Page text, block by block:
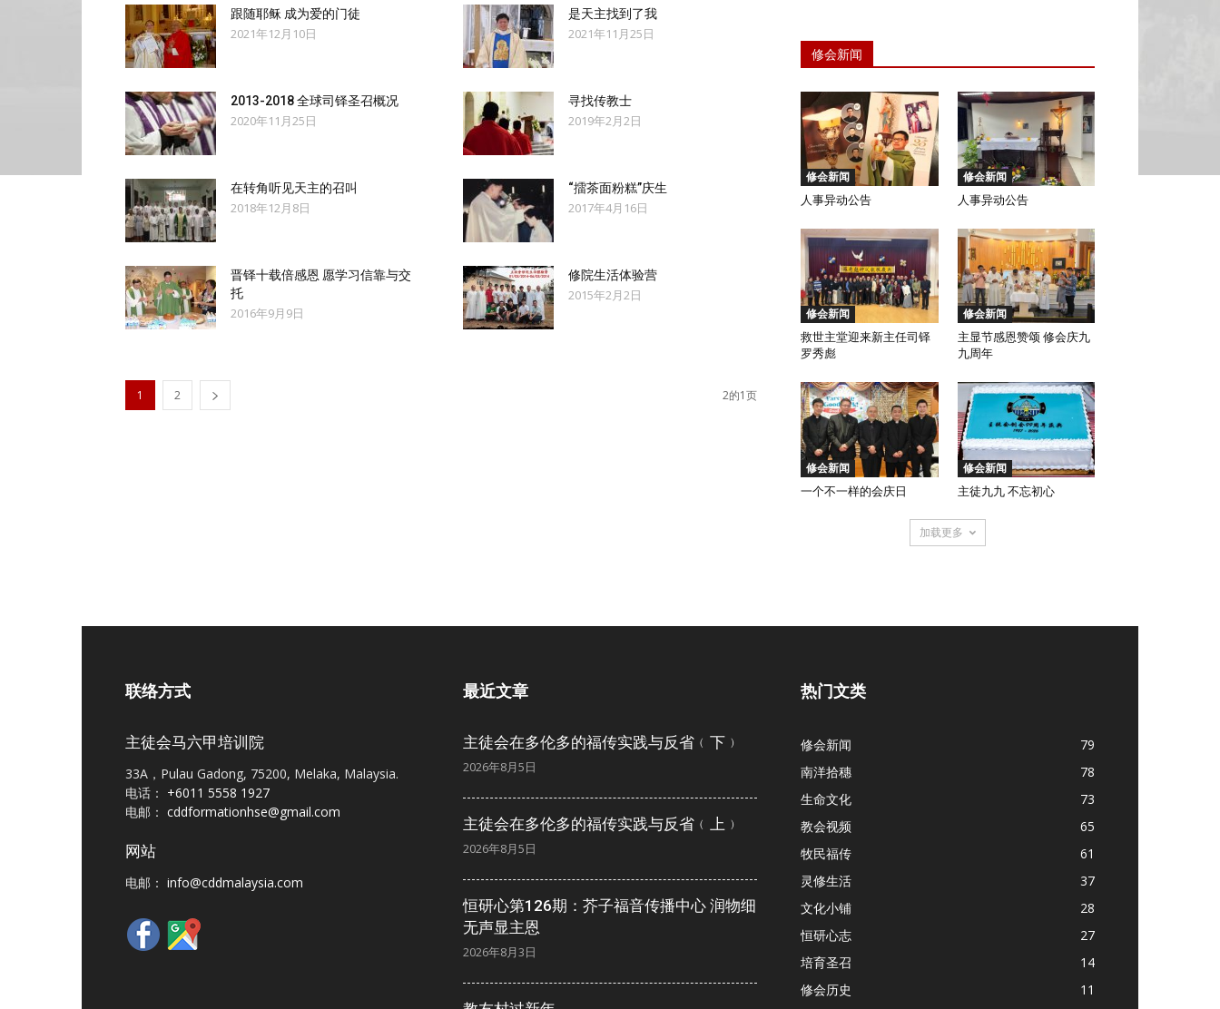
会
跟随耶稣 成为爱的门徒
2021年12月10日
是天主找到了我
2021年11月25日
2013-2018 全球司铎圣召概况
2020年11月25日
寻找传教士
2019年2月2日
在转角听见天主的召叫
2018年12月8日
“擂茶面粉糕”庆生
2017年4月16日
晋铎十载倍感恩 愿学习信靠与交
托
2016年9月9日
修院生活体验营
2015年2月2日
1 2 2的1页
修会新闻
修会新闻
人事异动公告
修会新闻
人事异动公告
修会新闻
救世主堂迎来新主任司铎
罗秀彪
修会新闻
主显节感恩赞颂 修会庆九
九周年
修会新闻
一个不一样的会庆日
修会新闻
主徒九九 不忘初心
加载更多
联络方式
主徒会马六甲培训院
33A，Pulau Gadong, 75200, Melaka, Malaysia.
电话： +6011 5558 1927
电邮： cddformationhse@gmail.com
网站
电邮： info@cddmalaysia.com
最近文章
主徒会在多伦多的福传实践与反省﹙下﹚
2026年8月5日
主徒会在多伦多的福传实践与反省﹙上﹚
2026年8月5日
恒研心第126期：芥子福音传播中心 润物细
无声显主恩
2026年8月3日
热门文类
修会新闻
79
南洋拾穗
78
生命文化
73
教会视频
65
牧民福传
61
灵修生活
37
文化小铺
28
恒研心志
27
培育圣召
14
修会历史
11